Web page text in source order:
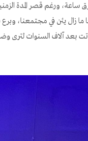
ورغم قصر المدة
زال يئن في مجتمعنا،
بعد آلاف السنوات لترى